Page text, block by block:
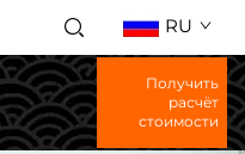
RU
Получить
расчёт
стоимости